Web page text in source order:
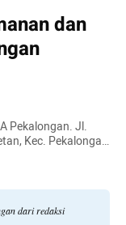
dan
Jl.
Kec. Pekalongan
dari redaksi